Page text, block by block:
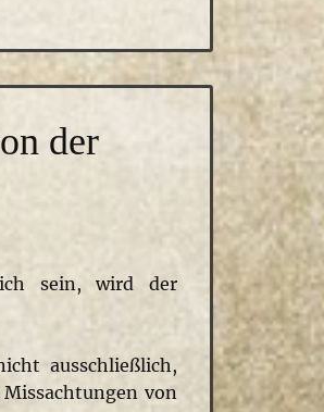
der
sein, wird der
ausschließlich,
von